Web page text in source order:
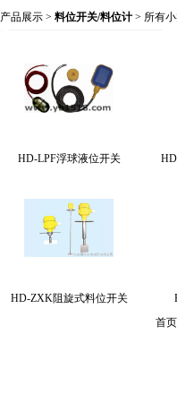
产品展示> 料位开关/料位计> 所有
HD-LPF浮球液位开关
HD-ZXK阻旋式料位开关
首